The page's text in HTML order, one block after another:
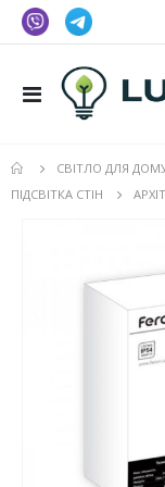
Toggle
СВІТЛО ДЛЯ
ПІДСВІТКА СТІН